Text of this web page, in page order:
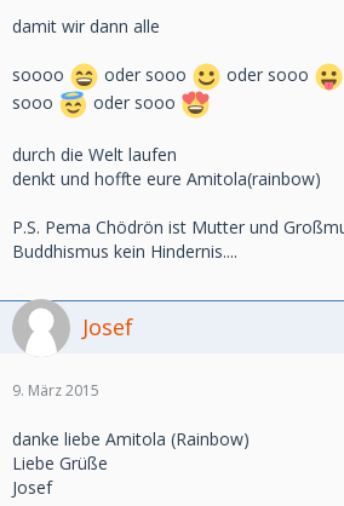
damit wir dann alle
soooo oder sooo oder sooo
sooo
oder sooo
durch die Welt laufen
denkt und hoffte eure Amitola(rainbow)
P.S. Pema Chödrön ist Mutter und
Buddhismus kein Hindernis....
Josef
9. März 2015
danke liebe Amitola (Rainbow)
Liebe Grüße
Josef